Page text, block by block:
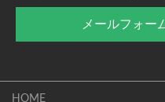
メールフォー
HOME